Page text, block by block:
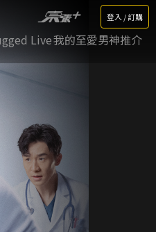
登入 / 訂購
Live我的至愛男神推介